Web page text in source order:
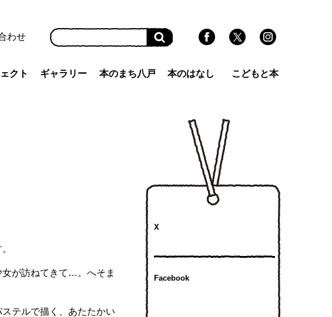
わせ
クト ギャラリー 本のまち八戸 本のはなし こどもと本
が訪ねてきて…。へそま
テルで描く、あたたかい
X
Facebook